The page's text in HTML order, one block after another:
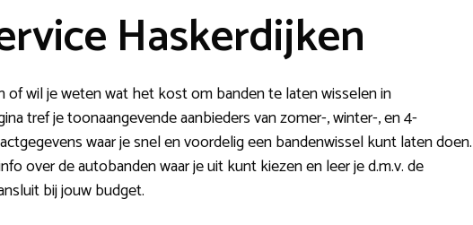
Haskerdijken
of wil je weten wat het kost om banden te laten wisselen in
tref je toonaangevende aanbieders van zomer-, winter-, en 4-
waar je snel en voordelig een bandenwissel kunt laten doen.
over de autobanden waar je uit kunt kiezen en leer je d.m.v. de
bij jouw budget.